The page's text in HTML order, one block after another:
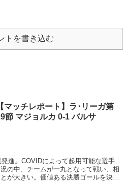
トを書き込む
【マッチレポート】ラ･リーガ第
節 マジョルカ 0-1 バルサ
進。COVIDによって起用可能な選手
の中、チームが一丸となって戦い、相
が大きい。価値ある決勝ゴールを決め